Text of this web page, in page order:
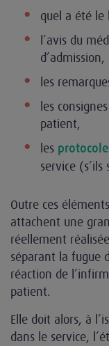
quel a été le
l’avis du
d’admission,
les
les
patient,
les
service
Outre ces
attachent une
réellement
séparant la fugue
réaction de
patient.
Elle doit alors, à
dans le service,